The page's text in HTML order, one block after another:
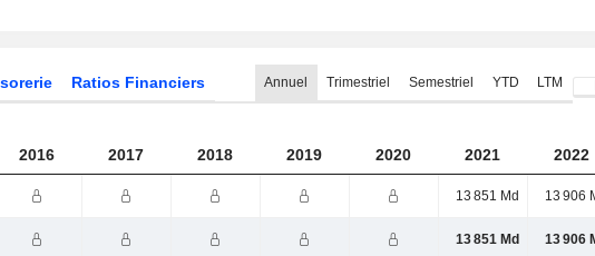
Ratios Financiers Annuel Trimestriel Semestriel YTD LTM
2016 2017 2018 2019 2020 2021 2022
13 851 Md 13 906
13 851 Md 13 906